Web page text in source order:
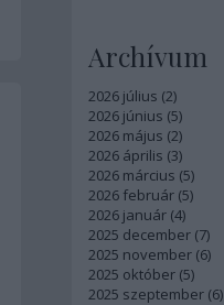
Archívum
2026 július (2)
2026 június (5)
2026 május (2)
2026 április (3)
2026 március (5)
2026 február (5)
2026 január (4)
2025 december (7)
2025 november (6)
2025 október (5)
2025 szeptember (6)